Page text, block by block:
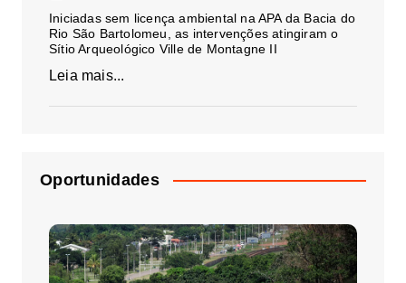
Iniciadas sem licença ambiental na APA da Bacia do
Rio São Bartolomeu, as intervenções atingiram o
Sítio Arqueológico Ville de Montagne II
Leia mais...
Oportunidades